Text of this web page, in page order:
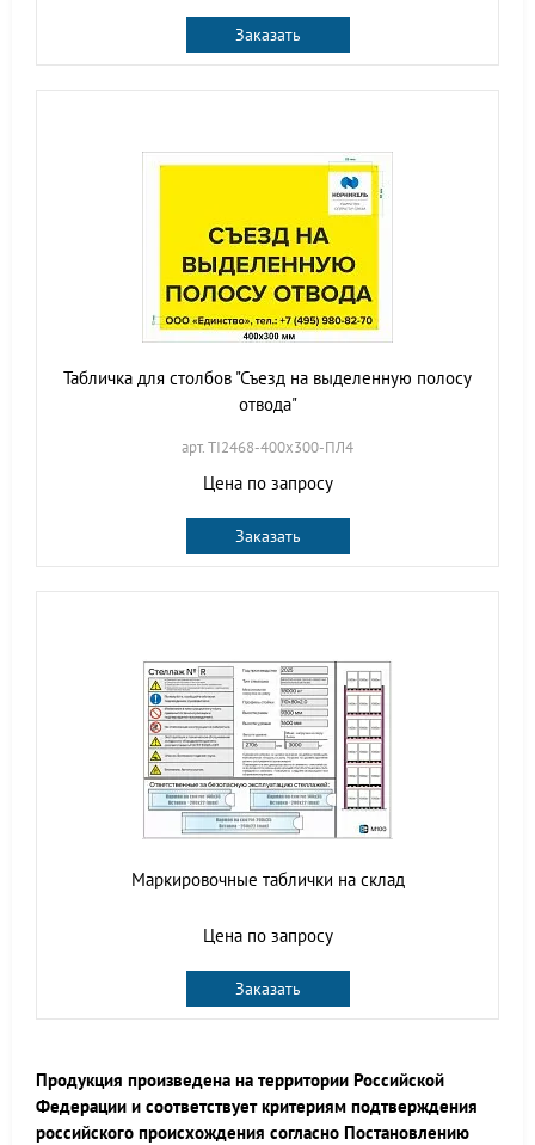
Заказать
Табличка для столбов "Съезд на выделенную полосу
отвода"
арт. TI2468-400х300-ПЛ4
Цена по запросу
Заказать
Маркировочные таблички на склад
Цена по запросу
Заказать
Продукция произведена на территории Российской
Федерации и соответствует критериям подтверждения
российского происхождения согласно Постановлению